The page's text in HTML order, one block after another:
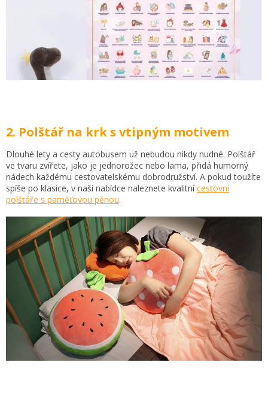
2. Polštář na krk s vtipným motivem
Dlouhé lety a cesty autobusem už nebudou nikdy nudné. Polštář
ve tvaru zvířete, jako je jednorožec nebo lama, přidá humorný
nádech každému cestovatelskému dobrodružství. A pokud toužíte
spíše po klasice, v naší nabídce naleznete kvalitnícestovní
polštáře s paměťovou pěnou.